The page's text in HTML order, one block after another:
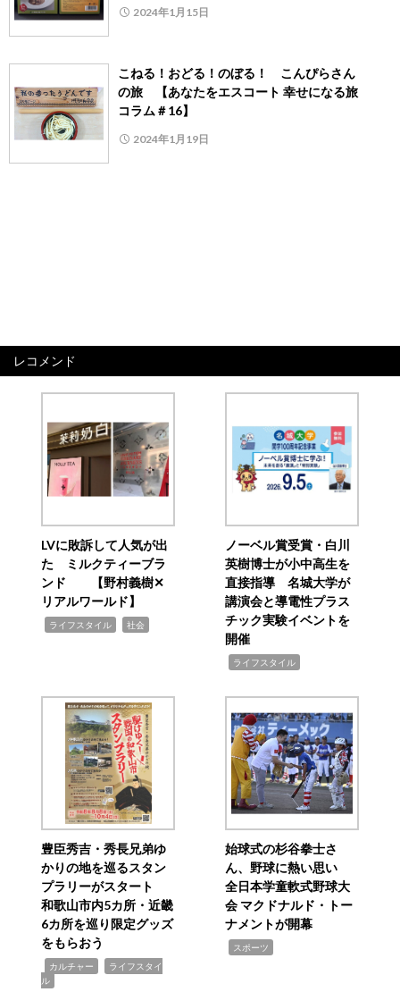
2024年1月15日
こねる！おどる！のぼる！ こんぴらさん
の旅 【あなたをエスコート 幸せになる旅
コラム＃16】
2024年1月19日
レコメンド
LVに敗訴して人気が出
た ミルクティーブラ
ンド 【野村義樹✕
リアルワールド】
ライフスタイル 社会
ノーベル賞受賞・白川
英樹博士が小中高生を
直接指導 名城大学が
講演会と導電性プラス
チック実験イベントを
開催
ライフスタイル
豊臣秀吉・秀長兄弟ゆ
かりの地を巡るスタン
プラリーがスタート
和歌山市内5カ所・近畿
6カ所を巡り限定グッズ
をもらおう
カルチャー
ライフスタイ
ル
始球式の杉谷拳士さ
ん、野球に熱い思い
全日本学童軟式野球大
会 マクドナルド・トー
ナメントが開幕
スポーツ